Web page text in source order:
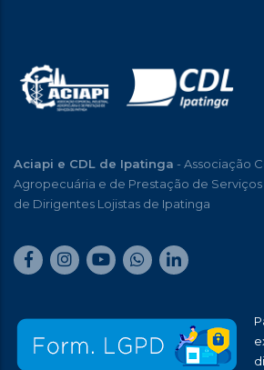
Aciapi e CDL de Ipatinga - Associação
Agropecuária e de Prestação de
de Dirigentes Lojistas de Ipatinga